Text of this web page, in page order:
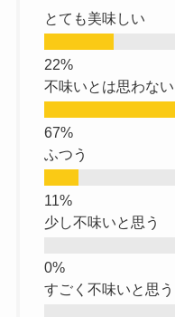
とても美味しい
不味いとは思わない
ふつう
少し不味いと思う
すごく不味いと思う